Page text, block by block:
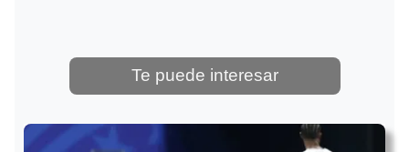
Te puede interesar